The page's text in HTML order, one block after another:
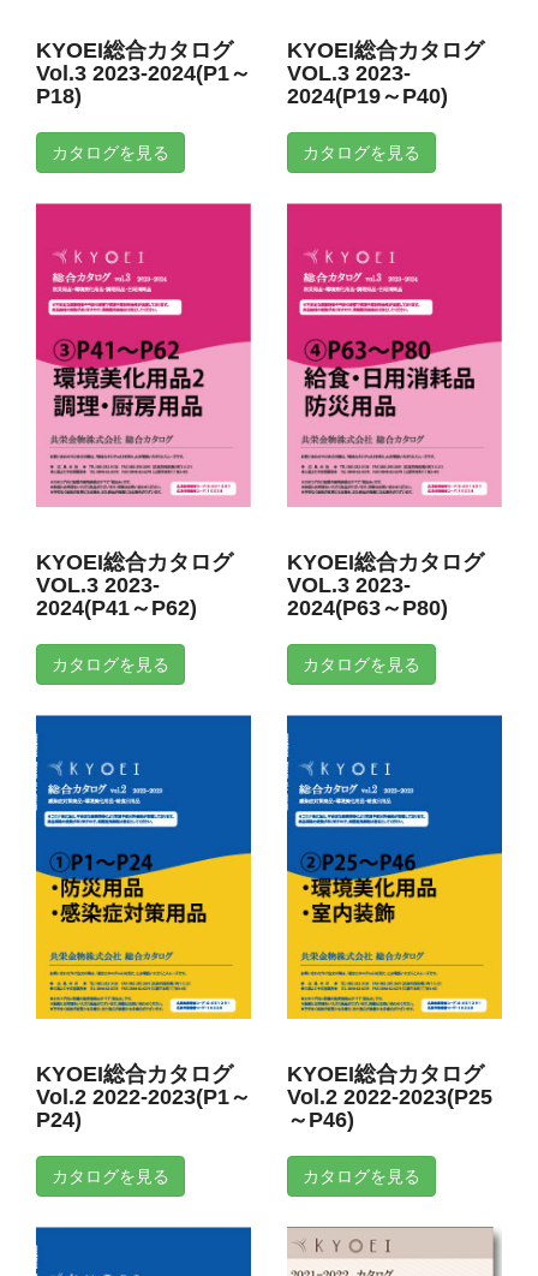
KYOEI総合カタログ
Vol.3 2023-2024(P1～
P18)
カタログを見る
KYOEI総合カタログ
VOL.3 2023-
2024(P19～P40)
カタログを見る
KYOEI総合カタログ
VOL.3 2023-
2024(P41～P62)
カタログを見る
KYOEI総合カタログ
VOL.3 2023-
2024(P63～P80)
カタログを見る
KYOEI総合カタログ
Vol.2 2022-2023(P1～
P24)
カタログを見る
KYOEI総合カタログ
Vol.2 2022-2023(P25
～P46)
カタログを見る